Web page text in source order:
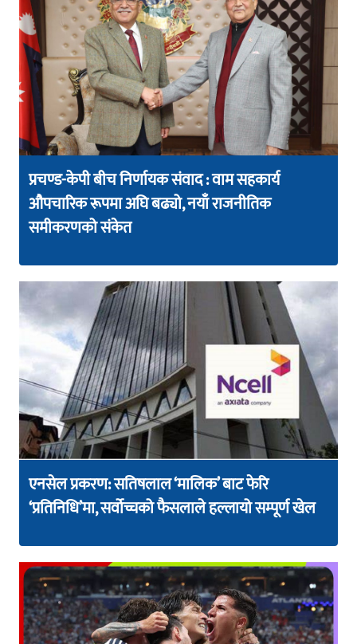
प्रचण्ड-केपी बीच निर्णायक संवाद : वाम सहकार्य
औपचारिक रूपमा अघि बढ्यो, नयाँ राजनीतिक
समीकरणको संकेत
एनसेल प्रकरण: सतिषलाल ‘मालिक’ बाट फेरि
‘प्रतिनिधि’मा, सर्वोच्चको फैसलाले हल्लायो सम्पूर्ण खेल